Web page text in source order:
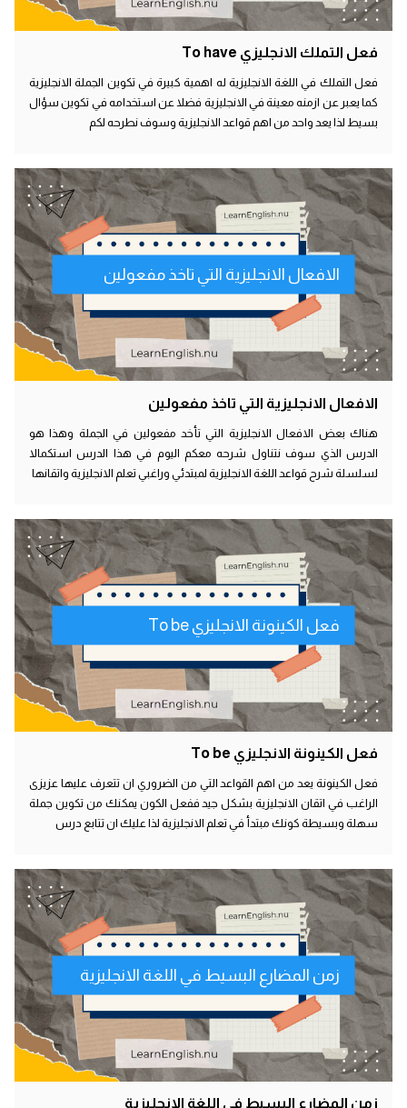
فعل التملك الانجليزي To have
فعل التملك في اللغة الانجليزية له اهمية كبيرة في تكوين الجملة الانجليزية
كما يعبر عن ازمنه معينة في الانجليزية فضلا عن استخدامه في تكوين سؤال
بسيط لذا يعد واحد من اهم قواعد الانجليزية وسوف نطرحه لكم
الافعال الانجليزية التي تاخذ مفعولين
الافعال الانجليزية التي تاخذ مفعولين
هناك بعض الافعال الانجليزية التي تأخد مفعولين في الجملة وهذا هو
الدرس الذي سوف نتناول شرحه معكم اليوم في هذا الدرس استكمالا
لسلسلة شرح قواعد اللغة الانجليزية لمبتدئي وراغبي تعلم الانجليزية واتقانها
فعل الكينونة الانجليزي To be
فعل الكينونة الانجليزي To be
فعل الكينونة يعد من اهم القواعد التي من الضروري ان تتعرف عليها عزيزى
الراغب في اتقان الانجليزية بشكل جيد ففعل الكون يمكنك من تكوين جملة
سهلة وبسيطة كونك مبتدأ في تعلم الانجليزية لذا عليك ان تتابع درس
زمن المضارع البسيط في اللغة الانجليزية
زمن المضارع البسيط في اللغة الانجليزية